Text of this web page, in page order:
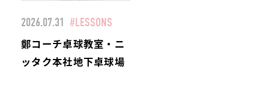
2026.07.31 #LESSONS
鄭コーチ卓球教室・ニ
ッタク本社地下卓球場